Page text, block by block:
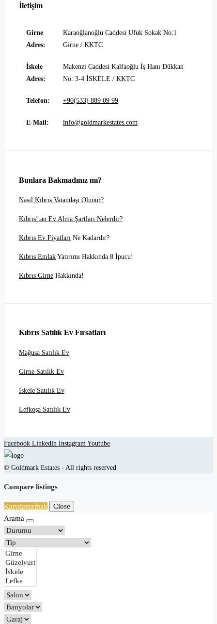
İletişim
Girne
Adres:
Karaoğlanoğlu Caddesi Ufuk Sokak No:1
Girne / KKTC
İskele
Adres:
Makenzi Caddesi Kalfaoğlu İş Hanı Dükkan
No: 3-4 İSKELE / KKTC
Telefon: +90(533) 889 09 99
E-Mail: info@goldmarkestates.com
Bunlara Bakmadınız mı?
Nasıl Kıbrıs Vatandaşı Olunur?
Kıbrıs’tan Ev Alma Şartları Nelerdir?
Kıbrıs Ev Fiyatları Ne Kadardır?
Kıbrıs Emlak Yatırımı Hakkında 8 İpucu!
Kıbrıs Girne Hakkında!
Kıbrıs Satılık Ev Fırsatları
Mağusa Satılık Ev
Girne Satılık Ev
İskele Satılık Ev
Lefkoşa Satılık Ev
Facebook Linkedin Instagram Youtube
© Goldmark Estates - All rights reserved
Compare listings
Karşılaştırmak
Close
Arama